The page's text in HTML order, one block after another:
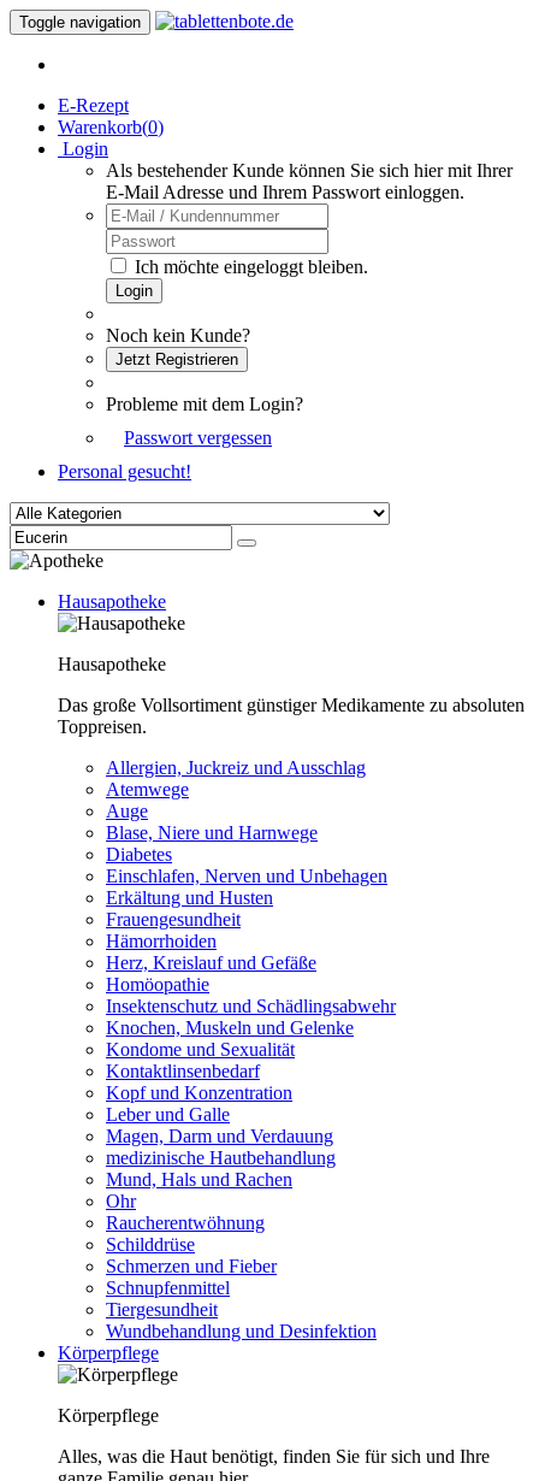
Toggle navigation
E-Rezept
Warenkorb(0)
Login
Als bestehender Kunde können Sie sich hier mit Ihrer
E-Mail Adresse und Ihrem Passwort einloggen.
Ich möchte eingeloggt bleiben.
Login
Noch kein Kunde?
Jetzt Registrieren
Probleme mit dem Login?
Passwort vergessen
Personal gesucht!
Hausapotheke
Hausapotheke
Das große Vollsortiment günstiger Medikamente zu absoluten
Toppreisen.
Allergien, Juckreiz und Ausschlag
Atemwege
Auge
Blase, Niere und Harnwege
Diabetes
Einschlafen, Nerven und Unbehagen
Erkältung und Husten
Frauengesundheit
Hämorrhoiden
Herz, Kreislauf und Gefäße
Homöopathie
Insektenschutz und Schädlingsabwehr
Knochen, Muskeln und Gelenke
Kondome und Sexualität
Kontaktlinsenbedarf
Kopf und Konzentration
Leber und Galle
Magen, Darm und Verdauung
medizinische Hautbehandlung
Mund, Hals und Rachen
Ohr
Raucherentwöhnung
Schilddrüse
Schmerzen und Fieber
Schnupfenmittel
Tiergesundheit
Wundbehandlung und Desinfektion
Körperpflege
Körperpflege
Alles, was die Haut benötigt, finden Sie für sich und Ihre